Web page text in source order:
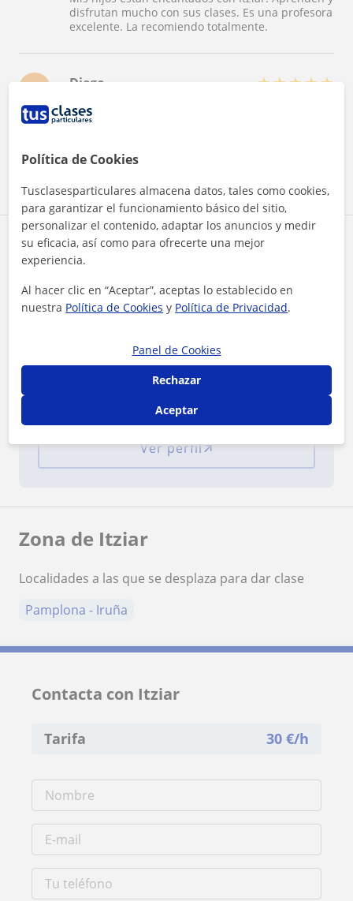
disfrutan mucho con sus clases. Es una profesora
excelente. La recomiendo totalmente.
D Diego ★★★★★
A real good teacher! I learned so much with her.
Her lessons are so enjoyables and I'm a better
Ver todas las valoraciones
Reconocimientos
¿Quieres saber más de Itziar?
★★5 valoraciones
Ver perfil
Zona de Itziar
Localidades a las que se desplaza para dar clase
Pamplona - Iruña
Contacta con Itziar
Tarifa 30 €/h
Política de Cookies
Tusclasesparticulares almacena datos, tales como cookies,
para garantizar el funcionamiento básico del sitio,
personalizar el contenido, adaptar los anuncios y medir
su eficacia, así como para ofrecerte una mejor
experiencia.
Al hacer clic en “Aceptar”, aceptas lo establecido en
nuestra Política de Cookies y Política de Privacidad.
Panel de Cookies
Rechazar
Aceptar